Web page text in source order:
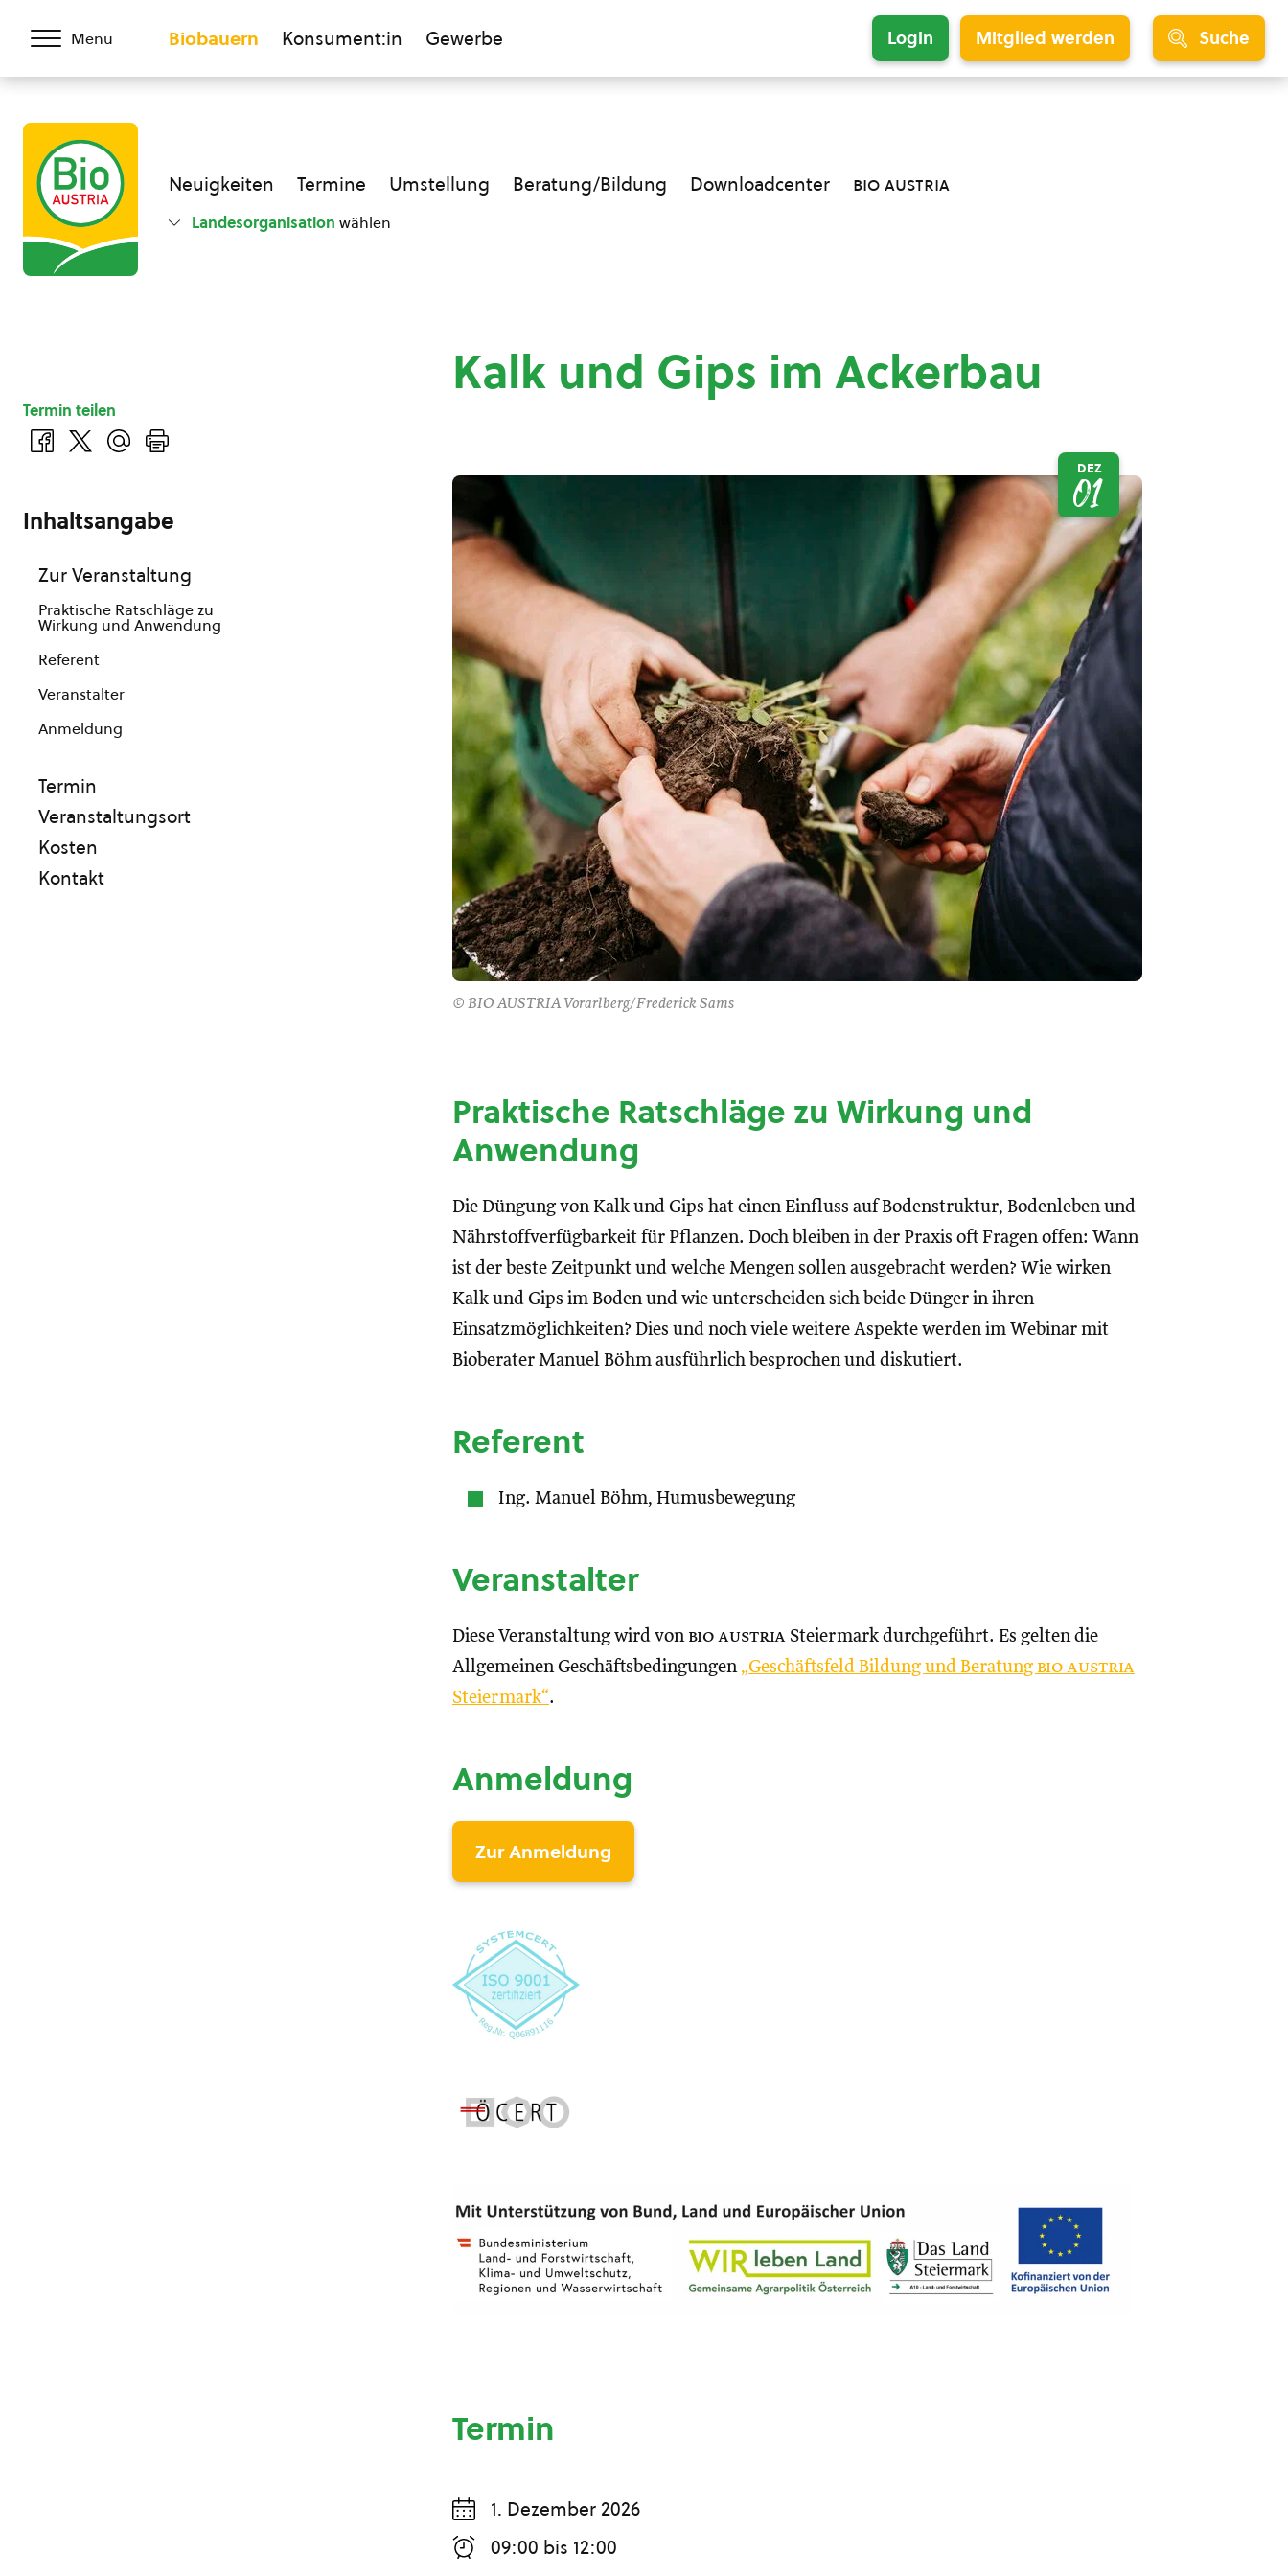
Menü Biobauern Konsument:in Gewerbe Login Mitglied werden Suche
Neuigkeiten Termine Umstellung Beratung/Bildung Downloadcenter bio austria
Landesorganisation wählen
Kalk und Gips im Ackerbau
© BIO AUSTRIA Vorarlberg/Frederick Sams
DEZ
01
Praktische Ratschläge zu Wirkung und
Anwendung
Die Düngung von Kalk und Gips hat einen Einfluss auf Bodenstruktur, Bodenleben und
Nährstoffverfügbarkeit für Pflanzen. Doch bleiben in der Praxis oft Fragen offen: Wann
ist der beste Zeitpunkt und welche Mengen sollen ausgebracht werden? Wie wirken
Kalk und Gips im Boden und wie unterscheiden sich beide Dünger in ihren
Einsatzmöglichkeiten? Dies und noch viele weitere Aspekte werden im Webinar mit
Bioberater Manuel Böhm ausführlich besprochen und diskutiert.
Referent
Ing. Manuel Böhm, Humusbewegung
Veranstalter
Diese Veranstaltung wird von bio austria Steiermark durchgeführt. Es gelten die
Allgemeinen Geschäftsbedingungen „Geschäftsfeld Bildung und Beratung bio austria
Steiermark“.
Anmeldung
Zur Anmeldung
Termin
1. Dezember 2026
09:00 bis 12:00
Termin teilen
Inhaltsangabe
Zur Veranstaltung
Praktische Ratschläge zu
Wirkung und Anwendung
Referent
Veranstalter
Anmeldung
Termin
Veranstaltungsort
Kosten
Kontakt